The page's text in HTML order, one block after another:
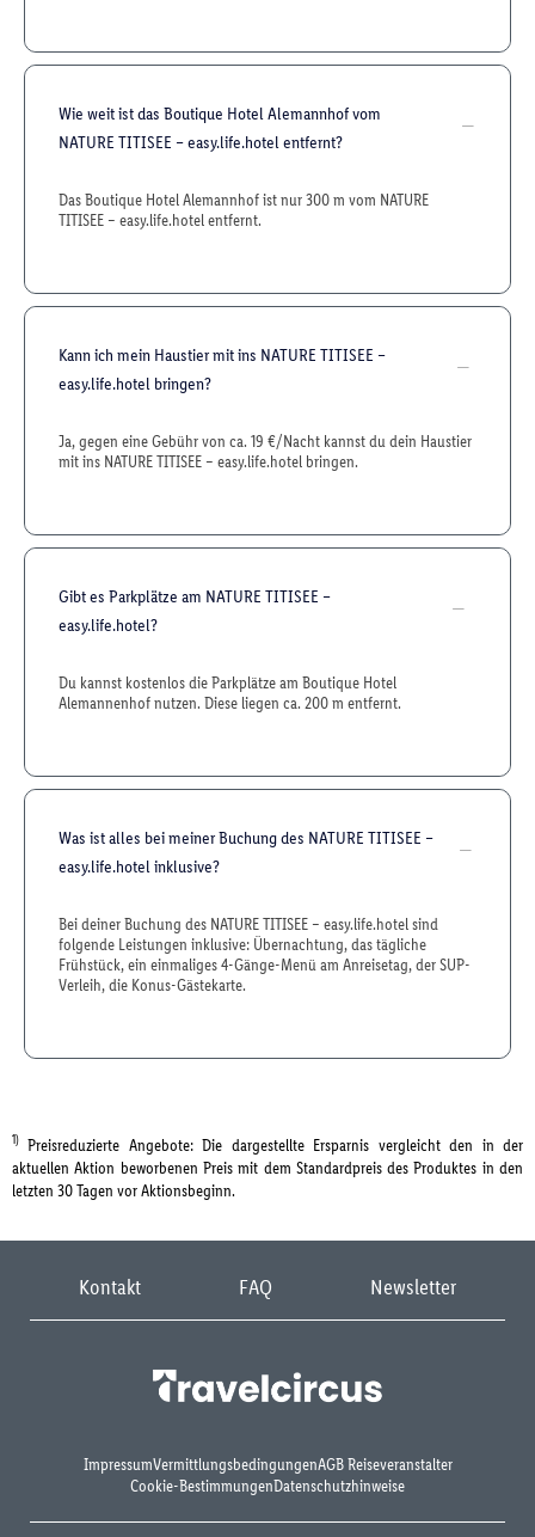
Wie weit ist das Boutique Hotel Alemannhof vom
NATURE TITISEE – easy.life.hotel entfernt?
Das Boutique Hotel Alemannhof ist nur 300 m vom NATURE
TITISEE – easy.life.hotel entfernt.
Kann ich mein Haustier mit ins NATURE TITISEE –
easy.life.hotel bringen?
Ja, gegen eine Gebühr von ca. 19 €/Nacht kannst du dein Haustier
mit ins NATURE TITISEE – easy.life.hotel bringen.
Gibt es Parkplätze am NATURE TITISEE –
easy.life.hotel?
Du kannst kostenlos die Parkplätze am Boutique Hotel
Alemannenhof nutzen. Diese liegen ca. 200 m entfernt.
Was ist alles bei meiner Buchung des NATURE TITISEE –
easy.life.hotel inklusive?
Bei deiner Buchung des NATURE TITISEE – easy.life.hotel sind
folgende Leistungen inklusive: Übernachtung, das tägliche
Frühstück, ein einmaliges 4-Gänge-Menü am Anreisetag, der SUP-
Verleih, die Konus-Gästekarte.
1) Preisreduzierte Angebote: Die dargestellte Ersparnis vergleicht den in der
aktuellen Aktion beworbenen Preis mit dem Standardpreis des Produktes in den
letzten 30 Tagen vor Aktionsbeginn.
Kontakt FAQ Newsletter
ImpressumVermittlungsbedingungenAGB Reiseveranstalter
Cookie-BestimmungenDatenschutzhinweise